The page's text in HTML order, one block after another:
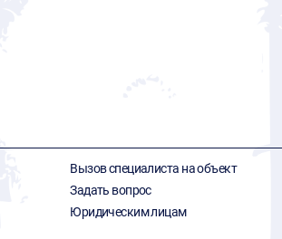
Вызов специалиста на объект
Задать вопрос
Юридическим лицам